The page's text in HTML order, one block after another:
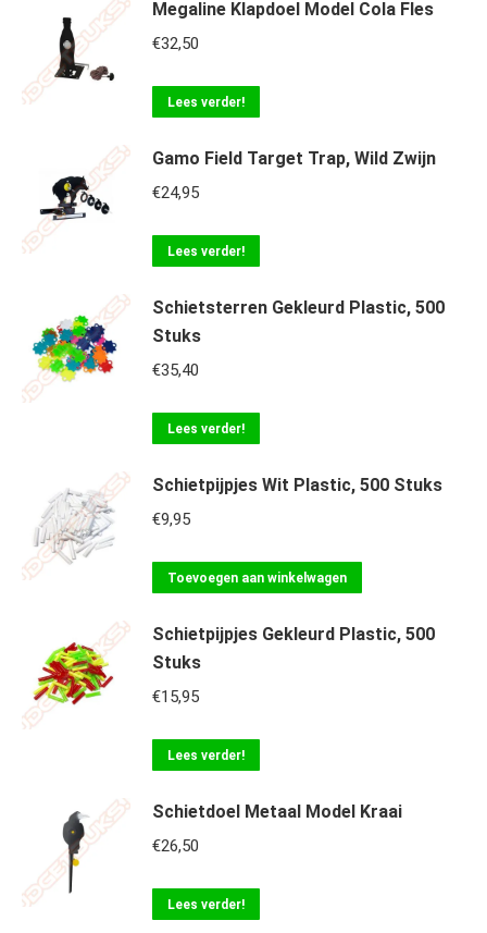
Megaline Klapdoel Model Cola Fles
€32,50
Lees verder!
Gamo Field Target Trap, Wild Zwijn
€24,95
Lees verder!
Schietsterren Gekleurd Plastic, 500
Stuks
€35,40
Lees verder!
Schietpijpjes Wit Plastic, 500 Stuks
€9,95
Toevoegen aan winkelwagen
Schietpijpjes Gekleurd Plastic, 500
Stuks
€15,95
Lees verder!
Schietdoel Metaal Model Kraai
€26,50
Lees verder!